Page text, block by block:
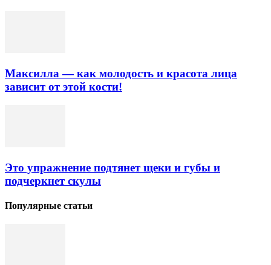
Максилла — как молодость и красота лица
зависит от этой кости!
Это упражнение подтянет щеки и губы и
подчеркнет скулы
Популярные статьи